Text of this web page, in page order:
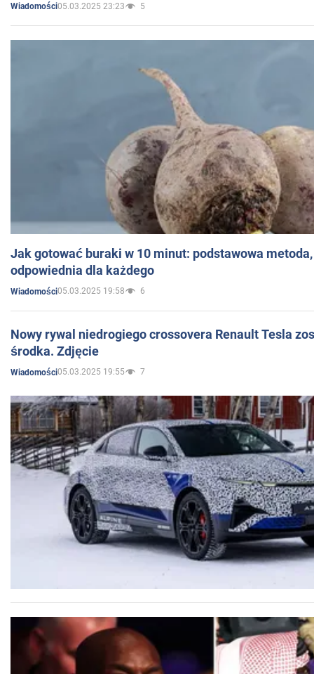
Wiadomości05.03.2025 23:23 5
Jak gotować buraki w 10 minut: podstawowa
odpowiednia dla każdego
Wiadomości05.03.2025 19:58 6
Nowy rywal niedrogiego crossovera Renault Tesla
środka. Zdjęcie
Wiadomości05.03.2025 19:55 7